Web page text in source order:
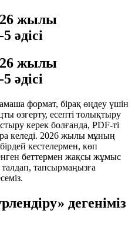
жылы
әдісі
жылы
әдісі
формат, бірақ өңдеу үшін
өзгерту, есепті толықтыру
керек болғанда, PDF-ті
келеді. 2026 жылы мұның
бірдей кестелермен, көп
беттермен жақсы жұмыс
талдап, тапсырмаңызға
дегеніміз